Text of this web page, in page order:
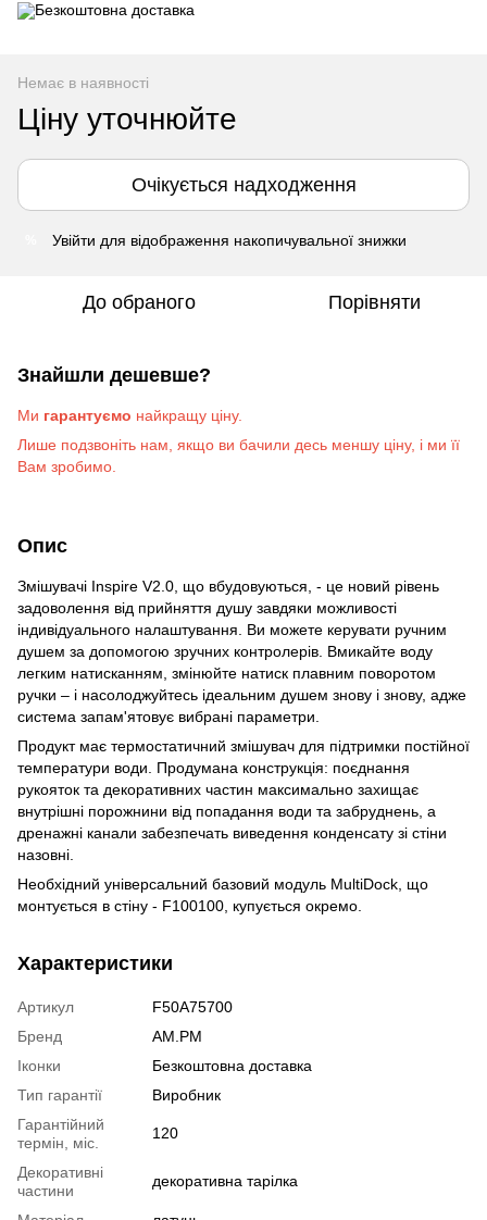
Немає в наявності
Ціну уточнюйте
Очікується надходження
Увійти для відображення накопичувальної знижки
До обраного Порівняти
Знайшли дешевше?
Ми гарантуємо найкращу ціну.
Лише подзвоніть нам , якщо ви бачили десь меншу ціну, і ми її
Вам зробимо
Опис
Змішувачі Inspire V2.0, що вбудовуються, - це новий рівень
задоволення від прийняття душу завдяки можливості
індивідуального налаштування. Ви можете керувати ручним
душем за допомогою зручних контролерів. Вмикайте воду
легким натисканням, змінюйте натиск плавним поворотом
ручки – і насолоджуйтесь ідеальним душем знову і знову, адже
система запам'ятовує вибрані параметри.
Продукт має термостатичний змішувач для підтримки постійної
температури води. Продумана конструкція: поєднання
рукояток та декоративних частин максимально захищає
внутрішні порожнини від попадання води та забруднень, а
дренажні канали забезпечать виведення конденсату зі стіни
назовні.
Необхідний універсальний базовий модуль MultiDock, що
монтується в стіну - F100100, купується окремо.
Характеристики
Артикул
F50A75700
Бренд
AM.PM
Іконки
Безкоштовна доставка
Тип гарантії
Виробник
Гарантійний
термін, міс.
120
Декоративні
частини
декоративна тарілка